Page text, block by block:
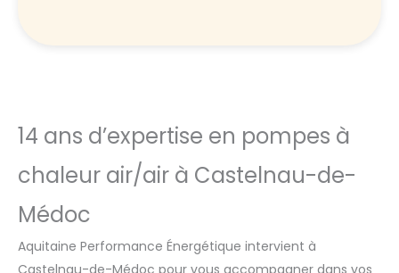
14 ans d’expertise en pompes à
chaleur air/air à Castelnau-de-
Médoc
Aquitaine Performance Énergétique intervient à